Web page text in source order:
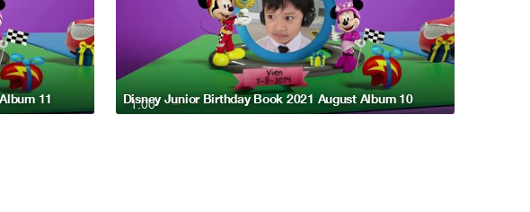
11 1:00
Disney Junior Birthday Book 2021 August Album 10